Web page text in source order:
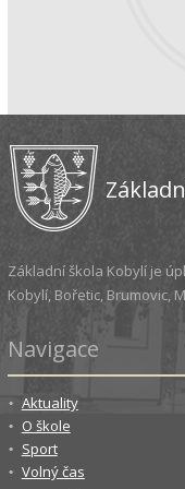
Základní škola Kobylí je
Kobylí, Bořetic, Brumovic,
Navigace
Aktuality
O škole
Sport
Volný čas